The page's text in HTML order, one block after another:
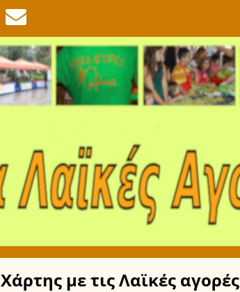
Χάρτης με τις Λαϊκές αγορές